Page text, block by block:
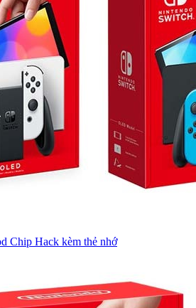
Chip Hack kèm thẻ nhớ